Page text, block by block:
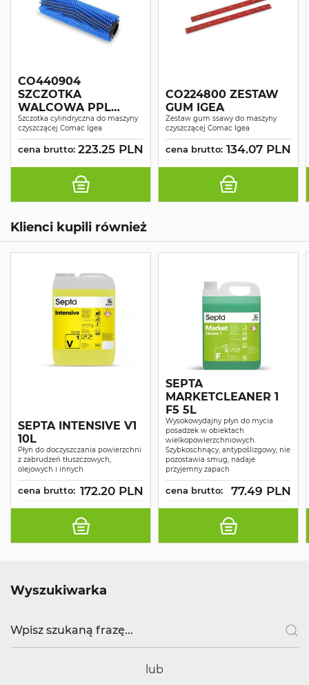
CO440904
SZCZOTKA
WALCOWA PPL
0,3MM IGEA
Szczotka cylindryczna do maszyny
czyszczącej Comac Igea
cena brutto: 223.25 PLN
CO224800 ZESTAW
GUM IGEA
Zestaw gum ssawy do maszyny
czyszczącej Comac Igea
cena brutto: 134.07 PLN
Klienci kupili również
SEPTA INTENSIVE V1
10L
Płyn do doczyszczania powierzchni
z zabrudzeń tłuszczowych,
olejowych i innych
cena brutto: 172.20 PLN
SEPTA
MARKETCLEANER 1
F5 5L
Wysokowydajny płyn do mycia
posadzek w obiektach
wielkopowierzchniowych.
Szybkoschnący, antypoślizgowy, nie
pozostawia smug, nadaje
przyjemny zapach
cena brutto: 77.49 PLN
Wyszukiwarka
lub